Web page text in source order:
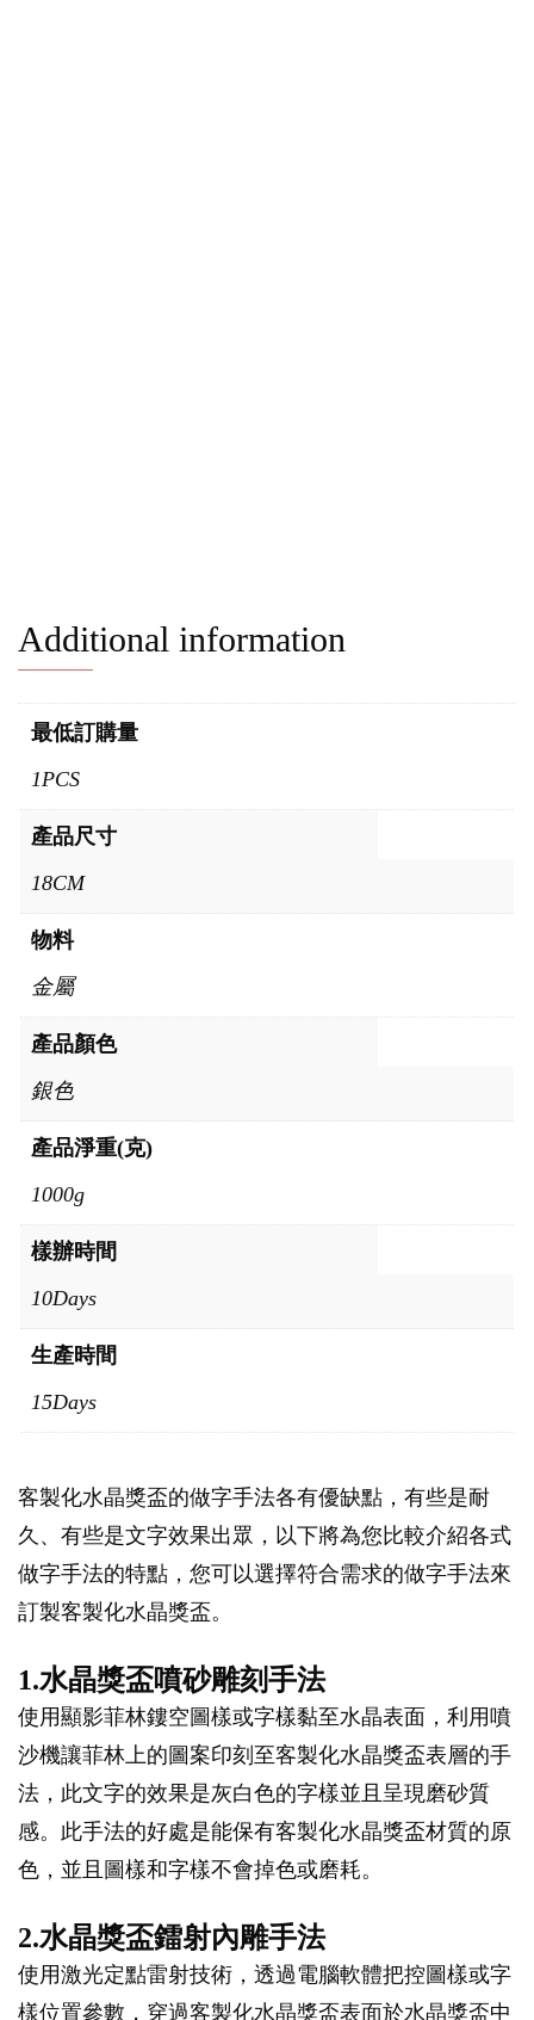
Additional information
最低訂購量
1PCS
產品尺寸
18CM
物料
金屬
產品顏色
銀色
產品淨重(克)
1000g
樣辦時間
10Days
生產時間
15Days
客製化水晶獎盃的做字手法各有優缺點，有些是耐
久、有些是文字效果出眾，以下將為您比較介紹各式
做字手法的特點，您可以選擇符合需求的做字手法來
訂製客製化水晶獎盃。
1.水晶獎盃噴砂雕刻手法
使用顯影菲林鏤空圖樣或字樣黏至水晶表面，利用噴
沙機讓菲林上的圖案印刻至客製化水晶獎盃表層的手
法，此文字的效果是灰白色的字樣並且呈現磨砂質
感。此手法的好處是能保有客製化水晶獎盃材質的原
色，並且圖樣和字樣不會掉色或磨耗。
2.水晶獎盃鐳射內雕手法
使用激光定點雷射技術，透過電腦軟體把控圖樣或字
樣位置參數，穿過客製化水晶獎盃表面於水晶獎盃中